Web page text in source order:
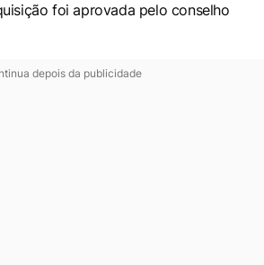
foi aprovada pelo conselho
depois da publicidade